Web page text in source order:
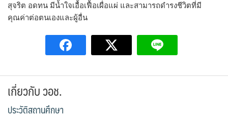
สุจริต อดทน มีน้ำใจเอื้อเฟื้อเผื่อแผ่ และสามารถดำรงชีวิตที่มี
คุณค่าต่อตนเองและผู้อื่น
เกี่ยวกับ วอช.
ประวัติสถานศึกษา